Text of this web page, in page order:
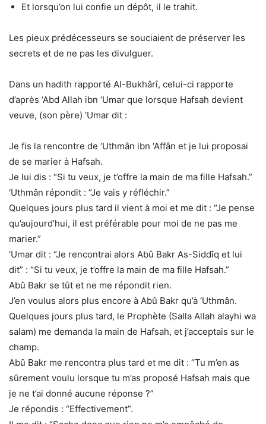
Et lorsqu’on lui confie un dépôt, il le trahit.
Les pieux prédécesseurs se souciaient de préserver les
secrets et de ne pas les divulguer.
Dans un hadith rapporté Al-Bukhârî, celui-ci rapporte
d’après ‘Abd Allah ibn ‘Umar que lorsque Hafsah devient
veuve, (son père) ‘Umar dit :
Je fis la rencontre de ‘Uthmân ibn ‘Affân et je lui proposai
de se marier à Hafsah.
Je lui dis : “Si tu veux, je t’offre la main de ma fille Hafsah.”
‘Uthmân répondit : “Je vais y réfléchir.”
Quelques jours plus tard il vient à moi et me dit : “Je pense
qu’aujourd’hui, il est préférable pour moi de ne pas me
marier.”
‘Umar dit : “Je rencontrai alors Abû Bakr As-Siddîq et lui
dit” : “Si tu veux, je t’offre la main de ma fille Hafsah.”
Abû Bakr se tût et ne me répondit rien.
J’en voulus alors plus encore à Abû Bakr qu’à ‘Uthmân.
Quelques jours plus tard, le Prophète (Salla Allah alayhi wa
salam) me demanda la main de Hafsah, et j’acceptais sur le
champ.
Abû Bakr me rencontra plus tard et me dit : “Tu m’en as
sûrement voulu lorsque tu m’as proposé Hafsah mais que
je ne t’ai donné aucune réponse ?”
Je répondis : “Effectivement”.